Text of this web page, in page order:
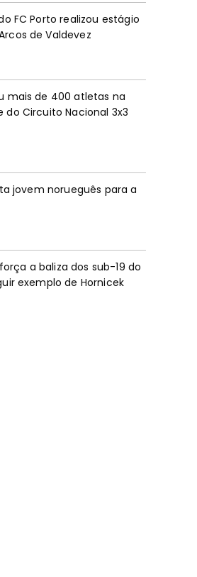
FC Porto realizou estágio
de Valdevez
mais de 400 atletas na
do Circuito Nacional 3x3
jovem norueguês para a
a baliza dos sub-19 do
exemplo de Hornicek